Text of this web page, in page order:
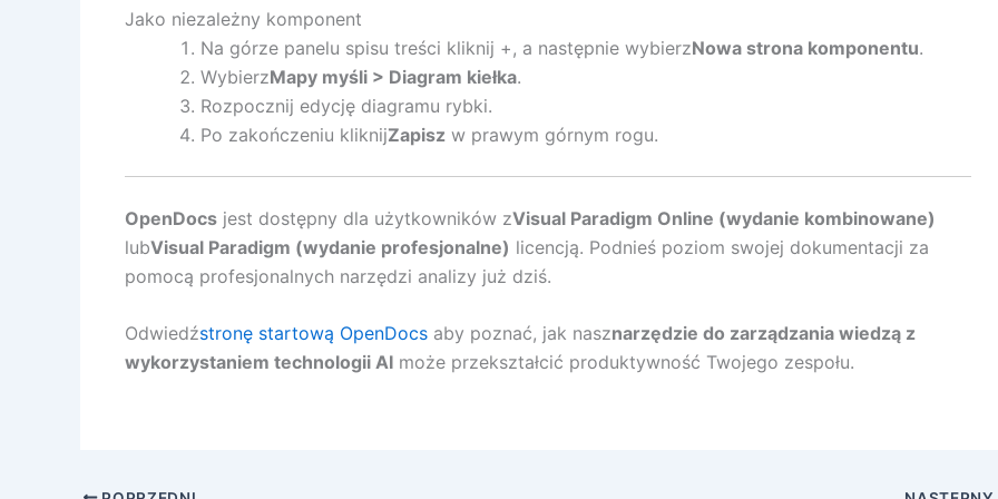
Jako niezależny komponent
Na górze panelu spisu treści kliknij +, a następnie wybierzNowa strona komponentu.
WybierzMapy myśli > Diagram kiełka.
Rozpocznij edycję diagramu rybki.
Po zakończeniu kliknijZapisz w prawym górnym rogu.
OpenDocs jest dostępny dla użytkowników zVisual Paradigm Online (wydanie kombinowane)
lubVisual Paradigm (wydanie profesjonalne) licencją. Podnieś poziom swojej dokumentacji za
pomocą profesjonalnych narzędzi analizy już dziś.
Odwiedźstronę startową OpenDocs aby poznać, jak nasznarzędzie do zarządzania wiedzą z
wykorzystaniem technologii AI może przekształcić produktywność Twojego zespołu.